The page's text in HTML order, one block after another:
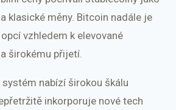
klasické měny. Bitcoin nadále je
vzhledem k elevované
širokému přijetí.
nabízí širokou škálu
inkorporuje nové tech